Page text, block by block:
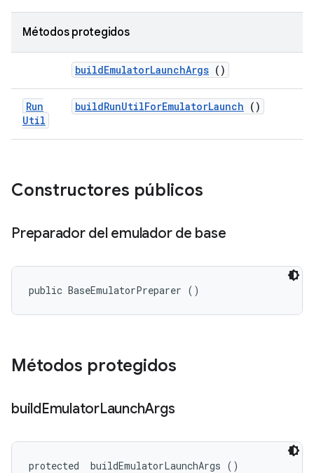
Métodos protegidos
buildEmulatorLaunchArgs ()
Run
Util
buildRunUtilForEmulatorLaunch ()
Constructores públicos
Preparador del emulador de base
public BaseEmulatorPreparer ()
Métodos protegidos
buildEmulatorLaunchArgs
protected buildEmulatorLaunchArgs ()